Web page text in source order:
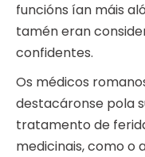
funcións ían máis
tamén eran
confidentes.
Os médicos
destacáronse pola
tratamento de
medicinais, como o